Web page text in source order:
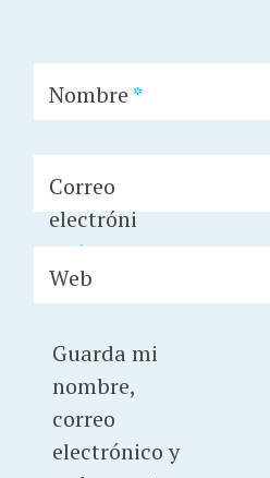
Nombre *
Correo
electróni
co*
Web
Guarda mi
nombre,
correo
electrónico y